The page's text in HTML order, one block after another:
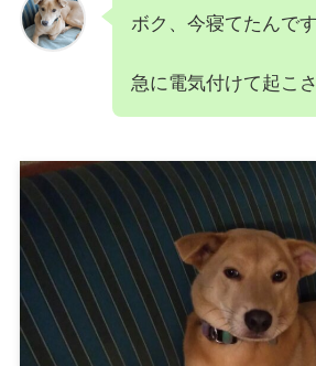
ボク、今寝てたんで
急に電気付けて起こ